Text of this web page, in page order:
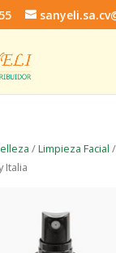
/Limpieza Facial
Italia